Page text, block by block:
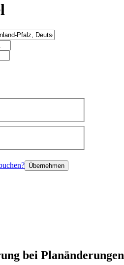
Übernehmen
bei Planänderungen